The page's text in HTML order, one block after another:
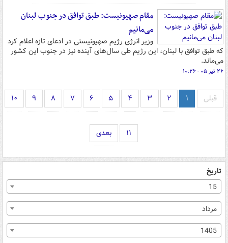
مقام صهیونیست: طبق توافق در جنوب لبنان
می‌مانیم
وزیر انرژی رژیم صهیونیستی در ادعای تازه اعلام کرد
که طبق توافق با لبنان، این رژیم طی سال‌های آینده نیز در جنوب این کشور
می‌ماند.
۲۶ تیر ۰۵ - ۱۰:۲۶
قبلی ۱ ۲ ۳ ۴ ۵ ۶ ۷ ۸ ۹ ۱۰
۱۱ بعدی
تاریخ
15
مرداد
1405